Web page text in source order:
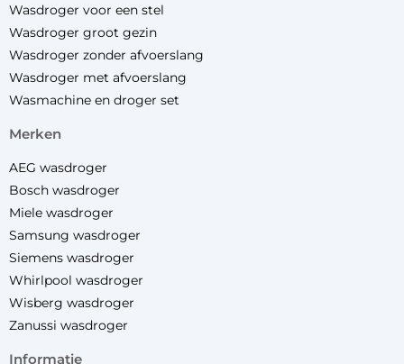
Wasdroger voor een stel
Wasdroger groot gezin
Wasdroger zonder afvoerslang
Wasdroger met afvoerslang
Wasmachine en droger set
merken
AEG wasdroger
Bosch wasdroger
Miele wasdroger
Samsung wasdroger
Siemens wasdroger
Whirlpool wasdroger
Wisberg wasdroger
Zanussi wasdroger
informatie